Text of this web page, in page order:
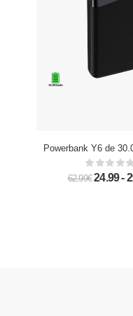
62.99€ 24.99 -